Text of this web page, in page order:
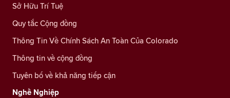
Sở Hữu Trí Tuệ
Quy tắc Cộng đồng
Thông Tin Về Chính Sách An Toàn Của Colorado
Thông tin về cộng đồng
Tuyên bố về khả năng tiếp cận
Nghề Nghiệp